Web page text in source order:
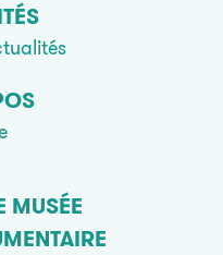
MUSÉE